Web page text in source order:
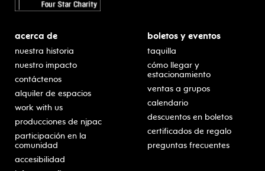
acerca de
nuestra historia
nuestro impacto
contáctenos
alquiler de espacios
work with us
producciones de njpac
participación en la
comunidad
accesibilidad
boletos y eventos
taquilla
cómo llegar y
estacionamiento
ventas a grupos
calendario
descuentos en boletos
certificados de regalo
preguntas frecuentes